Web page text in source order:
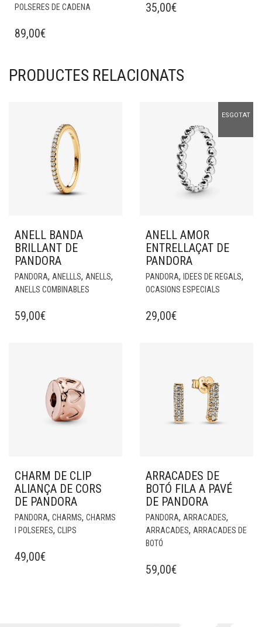
POLSERES DE CADENA
89,00€
35,00€
PRODUCTES RELACIONATS
ANELL BANDA
BRILLANT DE
PANDORA
PANDORA, ANELLLS, ANELLS,
ANELLS COMBINABLES
59,00€
ESGOTAT
ANELL AMOR
ENTRELLAÇAT DE
PANDORA
PANDORA, IDEES DE REGALS,
OCASIONS ESPECIALS
29,00€
CHARM DE CLIP
ALIANÇA DE CORS
DE PANDORA
PANDORA, CHARMS, CHARMS
I POLSERES, CLIPS
49,00€
ARRACADES DE
BOTÓ FILA A PAVÉ
DE PANDORA
PANDORA, ARRACADES,
ARRACADES, ARRACADES DE
BOTÓ
59,00€